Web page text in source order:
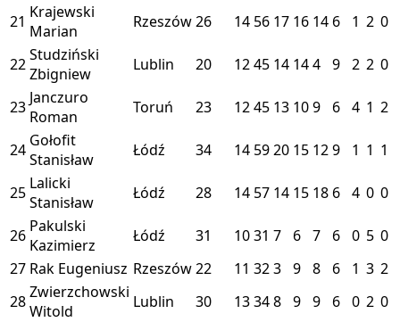
21 Krajewski
Marian
Rzeszów26 14 56 17 16 14 6 1 2 0
22Studziński
Zbigniew
Lublin 20 1245 14 144 9 2 2 0
23 Janczuro
Roman
Toruń 23 1245 13 109 6 4 1 2
24 Gołofit
Stanisław
Łódź 34 14 5920 15 129 1 1 1
25 Lalicki
Stanisław
Łódź 28 14 57 14 15 18 6 4 0 0
26 Pakulski
Kazimierz
Łódź 31 1031 7 6 7 6 0 5 0
27 Rak Eugeniusz Rzeszów22 11 323 9 8 6 1 3 2
28Zwierzchowski
Witold
Lublin 30 13348 9 9 6 0 2 0